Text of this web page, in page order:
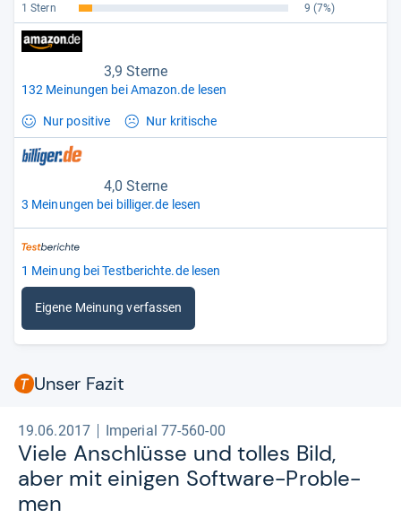
1 Stern
9 (7%)
3,9 Sterne
132 Meinungen bei Amazon.de lesen
Nur positive Nur kritische
4,0 Sterne
3 Meinungen bei billiger.de lesen
1 Meinung bei Testberichte.de lesen
Eigene Meinung verfassen
Unser Fazit
19.06.2017 Imperial 77-560-00
Viele Anschlüsse und tol­les Bild,
aber mit eini­gen Soft­ware-​Pro­ble­
men